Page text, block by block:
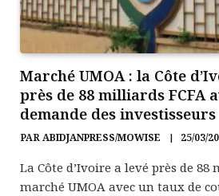
Marché UMOA : la Côte
près de 88 milliards FCFA
demande des investisseurs
PARABIDJANPRESS/MOWISE 25/03/
La Côte d’Ivoire a levé près de 88
marché UMOA avec un taux de